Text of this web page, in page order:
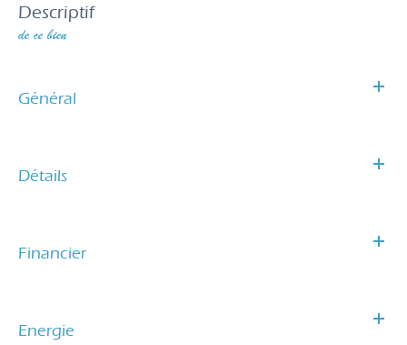
descriptif
de ce bien
Général
Détails
Financier
Energie